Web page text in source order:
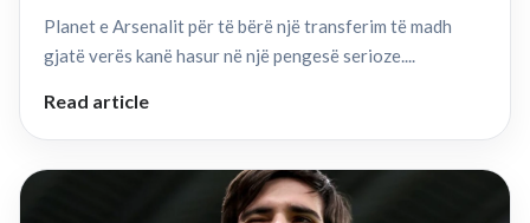
Planet e Arsenalit për të bërë një transferim të madh
gjatë verës kanë hasur në një pengesë serioze....
Read article